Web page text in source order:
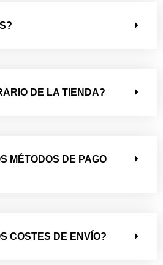
DE LA TIENDA?
MÉTODOS DE PAGO
COSTES DE ENVÍO?